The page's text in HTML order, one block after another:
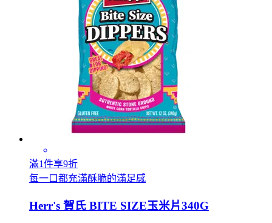
滿1件享9折
每一口都充滿酥脆的滿足感
Herr's 賀氏 BITE SIZE玉米片340G